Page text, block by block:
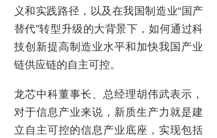
义和实践路径，以及在我国制造业“国产
替代”转型升级的大背景下，如何通过科
技创新提高制造业水平和加快我国产业
链供应链的自主可控。
龙芯中科董事长、总经理胡伟武表示，
对于信息产业来说，新质生产力就是建
立自主可控的信息产业底座，实现包括